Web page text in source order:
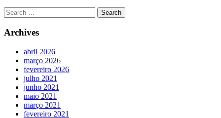
Archives
abril 2026
março 2026
fevereiro 2026
julho 2021
junho 2021
maio 2021
março 2021
fevereiro 2021